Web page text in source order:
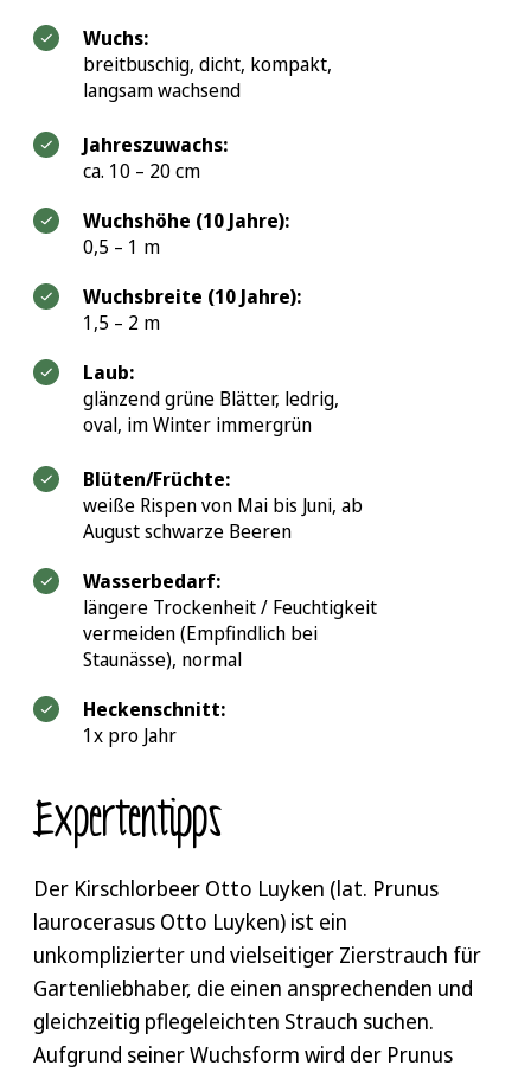
Wuchs:
breitbuschig, dicht, kompakt,
langsam wachsend
Jahreszuwachs:
ca. 10 – 20 cm
Wuchshöhe (10 Jahre):
0,5 – 1 m
Wuchsbreite (10 Jahre):
1,5 – 2 m
Laub:
glänzend grüne Blätter, ledrig,
oval, im Winter immergrün
Blüten/Früchte:
weiße Rispen von Mai bis Juni, ab
August schwarze Beeren
Wasserbedarf:
längere Trockenheit / Feuchtigkeit
vermeiden (Empfindlich bei
Staunässe), normal
Heckenschnitt:
1x pro Jahr
Expertentipps
Der Kirschlorbeer Otto Luyken (lat. Prunus
laurocerasus Otto Luyken) ist ein
unkomplizierter und vielseitiger Zierstrauch für
Gartenliebhaber, die einen ansprechenden und
gleichzeitig pflegeleichten Strauch suchen.
Aufgrund seiner Wuchsform wird der Prunus